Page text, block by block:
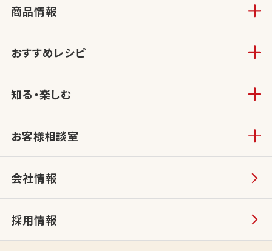
商品情報
おすすめレシピ
知る・楽しむ
お客様相談室
会社情報
採用情報